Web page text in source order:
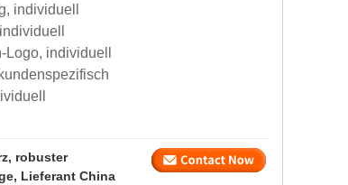
individuell
individuell
robuster
Lieferant China